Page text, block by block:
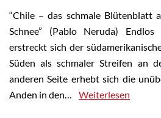
“Chile – das schmale Blütenblatt
Schnee” (Pablo Neruda)
erstreckt sich der
Süden als schmaler Streifen an
anderen Seite erhebt sich die
Anden in den…
Weiterlesen